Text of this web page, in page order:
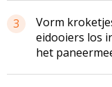
3 Vorm
eidooiers los
het